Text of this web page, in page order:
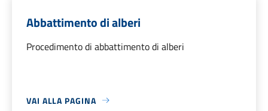
Abbattimento di alberi
Procedimento di abbattimento di alberi
VAI ALLA PAGINA